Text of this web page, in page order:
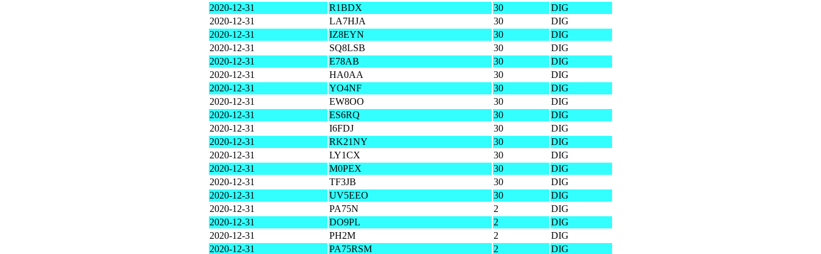
2020-12-31
R1BDX 30
DIG
2020-12-31
LA7HJA 30
DIG
2020-12-31
IZ8EYN 30
DIG
2020-12-31
SQ8LSB 30
DIG
2020-12-31
E78AB 30
DIG
2020-12-31
HA0AA 30
DIG
2020-12-31
YO4NF 30
DIG
2020-12-31
EW8OO 30
DIG
2020-12-31
ES6RQ 30
DIG
2020-12-31
I6FDJ 30
DIG
2020-12-31
RK21NY 30
DIG
2020-12-31
LY1CX 30
DIG
2020-12-31
M0PEX 30
DIG
2020-12-31
TF3JB 30
DIG
2020-12-31
UV5EEO 30
DIG
2020-12-31
PA75N 2
DIG
2020-12-31
DO9PL 2
DIG
2020-12-31
PH2M 2
DIG
2020-12-31
PA75RSM 2
DIG